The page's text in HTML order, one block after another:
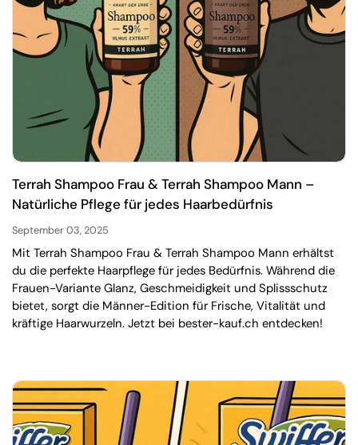
Terrah Shampoo Frau & Terrah Shampoo Mann –
Natürliche Pflege für jedes Haarbedürfnis
September 03, 2025
Mit Terrah Shampoo Frau & Terrah Shampoo Mann erhältst
du die perfekte Haarpflege für jedes Bedürfnis. Während die
Frauen-Variante Glanz, Geschmeidigkeit und Splissschutz
bietet, sorgt die Männer-Edition für Frische, Vitalität und
kräftige Haarwurzeln. Jetzt bei bester-kauf.ch entdecken!